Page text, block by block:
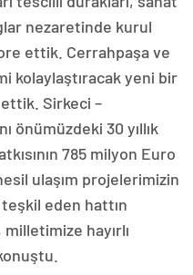
nezaretinde kurul
ettik. Cerrahpaşa ve
kolaylaştıracak yeni bir
Sirkeci –
önümüzdeki 30 yıllık
785 milyon Euro
ulaşım projelerimizin
eden hattın
hayırlı